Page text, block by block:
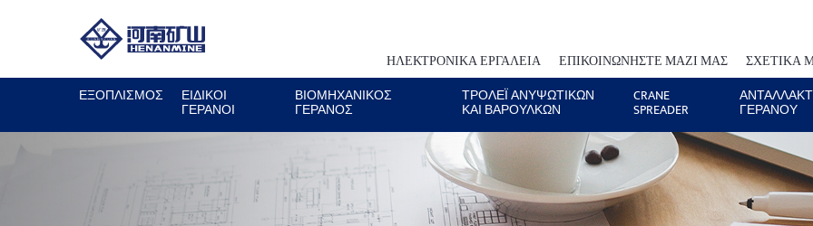
ΗΛΕΚΤΡΟΝΙΚΆ ΕΡΓΑΛΕΊΑ ΕΠΙΚΟΙΝΩΝΉΣΤΕ ΜΑΖΊ ΜΑΣ ΣΧΕΤΙΚΆ
ΕΞΟΠΛΙΣΜΟΣ
ΕΙΔΙΚΟΊ
ΓΕΡΑΝΟΊ
ΒΙΟΜΗΧΑΝΙΚΌΣ
ΓΕΡΑΝΌΣ
ΤΡΌΛΕΪ ΑΝΥΨΩΤΙΚΏΝ
ΚΑΙ ΒΑΡΟΎΛΚΩΝ
CRANE
SPREADER ΓΕΡΑΝΟΥ